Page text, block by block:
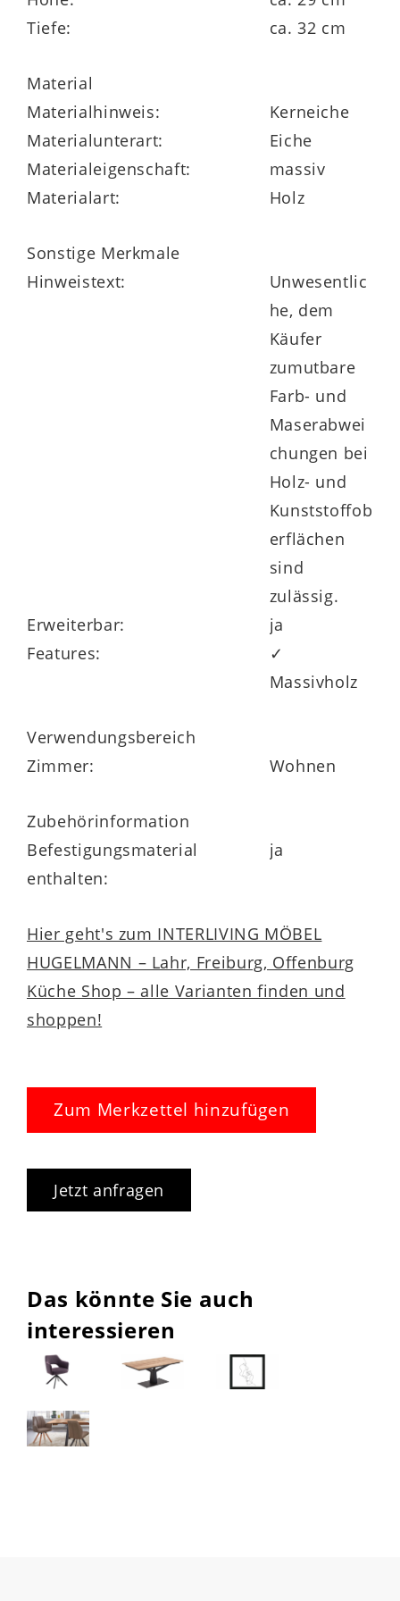
Möbelprogramm Made in Germany. Es
überzeugt sowohl optisch als auch
Kombinationsmöglichkeiten – für einen
stilvoll und praktisch eingerichteten Flur.
Dieser bildet schließlich nicht weniger als
jenen Raum in Ihrem Zuhause, der Sie
beim Kommen als erster begrüßt und
Umso wichtiger ist es, die Diele mit
prächtigen Möbeln einzurichten.
Tiefe:
ca. 32 cm
Material
Materialhinweis:
Kerneiche
Materialunterart:
Eiche
Materialeigenschaft:
massiv
Materialart:
Holz
Sonstige Merkmale
Hinweistext:
Unwesentlic
he, dem
Käufer
zumutbare
Farb- und
Maserabwei
chungen bei
Holz- und
Kunststoffob
erflächen
sind
zulässig.
Erweiterbar:
ja
Features:
✓
Massivholz
Verwendungsbereich
Zimmer:
Wohnen
Zubehörinformation
Befestigungsmaterial
enthalten:
ja
Hier geht's zum INTERLIVING MÖBEL
HUGELMANN – Lahr, Freiburg, Offenburg
Küche Shop – alle Varianten finden und
shoppen!
Zum Merkzettel hinzufügen
Jetzt anfragen
Das könnte Sie auch
interessieren